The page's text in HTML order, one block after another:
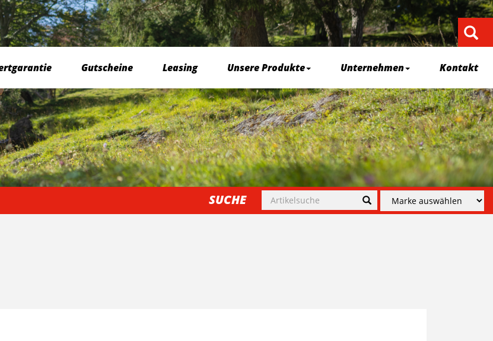
Gutscheine Leasing Unsere Produkte Unternehmen Kontakt
SUCHE